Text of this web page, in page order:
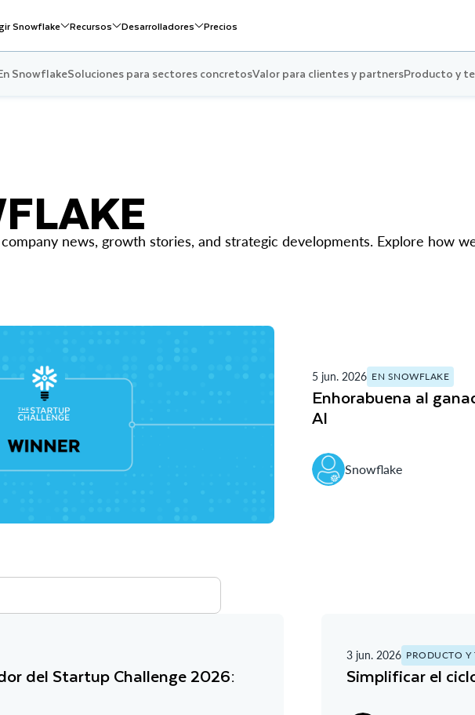
Snowflake Recursos Desarrolladores Precios
SnowflakeSoluciones para sectores concretosValor para clientes y partnersProducto y
news, growth stories, and strategic developments. Explore how
5 jun. 2026 EN SNOWFLAKE
Enhorabuena al
AI
Snowflake
del Startup Challenge 2026:
3 jun. 2026 PRODUCTO Y
Simplificar el